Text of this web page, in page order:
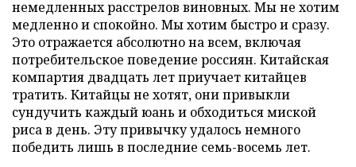
немедленных расстрелов виновных. Мы не хотим
медленно и спокойно. Мы хотим быстро и сразу.
Это отражается абсолютно на всем, включая
потребительское поведение россиян. Китайская
компартия двадцать лет приучает китайцев
тратить. Китайцы не хотят, они привыкли
сундучить каждый юань и обходиться миской
риса в день. Эту привычку удалось немного
победить лишь в последние семь-восемь лет.